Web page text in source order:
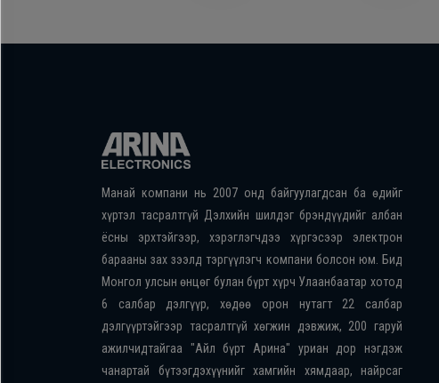
Манай компани нь 2007 онд байгуулагдсан ба өдийг
хүртэл тасралтгүй Дэлхийн шилдэг брэндүүдийг албан
ёсны эрхтэйгээр, хэрэглэгчдээ хүргэсээр электрон
барааны зах зээлд тэргүүлэгч компани болсон юм. Бид
Монгол улсын өнцөг булан бүрт хүрч Улаанбаатар хотод
6 салбар дэлгүүр, хөдөө орон нутагт 22 салбар
дэлгүүртэйгээр тасралтгүй хөгжин дэвжиж, 200 гаруй
ажилчидтайгаа "Айл бүрт Арина" уриан дор нэгдэж
чанартай бүтээгдэхүүнийг хамгийн хямдаар, найрсаг